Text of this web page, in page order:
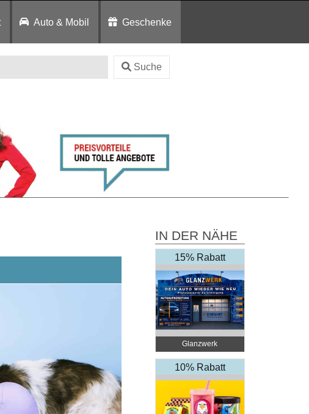
Auto & Mobil Geschenke
Suche
IN DER NÄHE
15% Rabatt
Glanzwerk
Autoreinigung
10% Rabatt